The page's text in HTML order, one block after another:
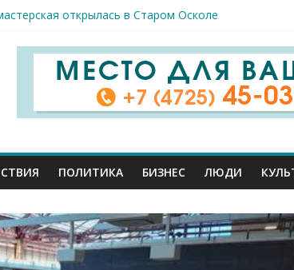
открылась в Старом Осколе
мошенники у жителей Белгородчины под
поздравления с профессиональным праздником
и достижений: в Старом Осколе отметили День
ПОЛИТИКА БИЗНЕС ЛЮДИ